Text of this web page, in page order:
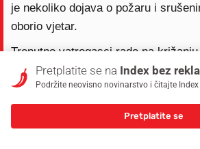
je nekoliko dojava o požaru i
oborio vjetar.
Trenutno vatrogasci rade na
Bušića i Velebitske jer je stablo palo
onemogućilo normalan protok vozila
Nevrijeme je zahvatilo i područje
Muća, Omiša i Trogira te se
Pretplatite se na Index bez
Podržite neovisno novinarstvo i čitajte Index
Pretplatite se